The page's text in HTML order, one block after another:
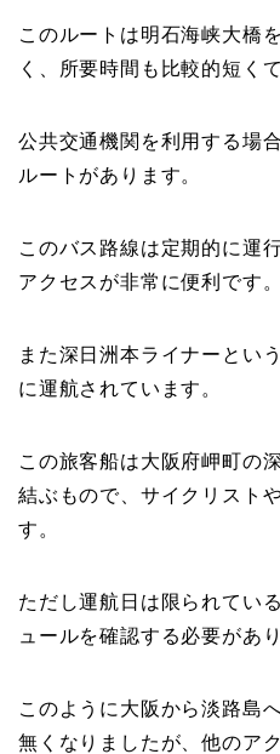
このルートは明石海峡大橋
く、所要時間も比較的短く
公共交通機関を利用する場
ルートがあります。
このバス路線は定期的に運
アクセスが非常に便利です。
また深日洲本ライナーとい
に運航されています。
この旅客船は大阪府岬町の
結ぶもので、サイクリスト
す。
ただし運航日は限られてい
ュールを確認する必要があり
このように大阪から淡路島
無くなりましたが、他のア